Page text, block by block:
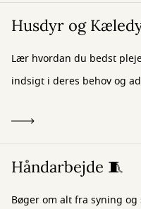
Husdyr og
Lær hvordan du bedst
indsigt i deres behov og
Håndarbejde 🧵
Bøger om alt fra syning